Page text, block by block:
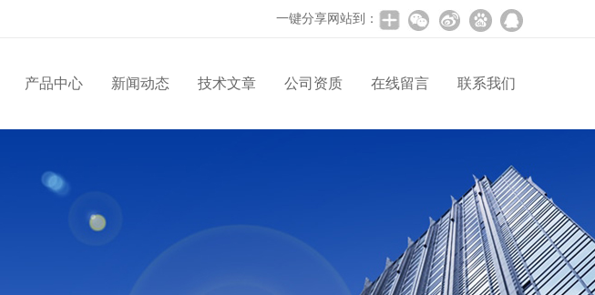
一键分享网站到：
产品中心 新闻动态 技术文章 公司资质 在线留言 联系我们